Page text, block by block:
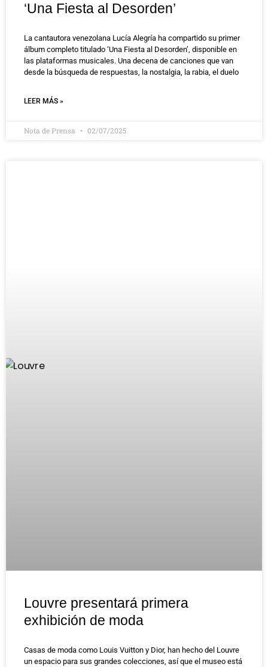
‘Una Fiesta al Desorden’
La cantautora venezolana Lucía Alegría ha compartido su primer
álbum completo titulado ‘Una Fiesta al Desorden’, disponible en
las plataformas musicales. Una decena de canciones que van
desde la búsqueda de respuestas, la nostalgia, la rabia, el duelo
LEER MÁS »
Nota de Prensa 02/07/2025
Louvre presentará primera
exhibición de moda
Casas de moda como Louis Vuitton y Dior, han hecho del Louvre
un espacio para sus grandes colecciones, así que el museo está